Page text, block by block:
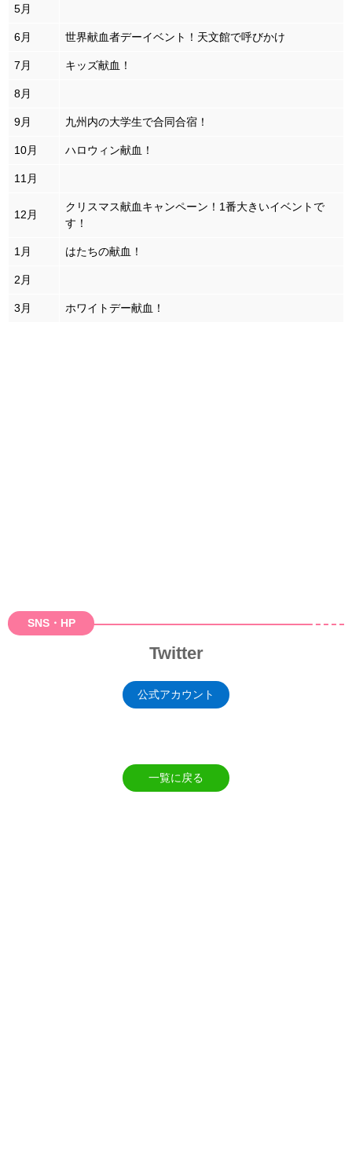
5月
6月 世界献血者デーイベント！天文館で呼びかけ
7月 キッズ献血！
8月
9月 九州内の大学生で合同合宿！
10月 ハロウィン献血！
11月
12月
クリスマス献血キャンペーン！1番大きいイベントで
す！
1月 はたちの献血！
2月
3月 ホワイトデー献血！
SNS・HP
Twitter
公式アカウント
一覧に戻る